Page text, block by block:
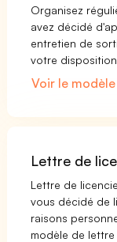
Organisez
avez décidé
entretien de
votre
Voir le modèle
Lettre de
Lettre de
vous décidé de
raisons
modèle de